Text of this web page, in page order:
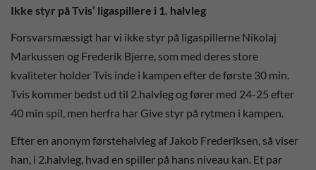
Ikke styr på Tvis’ ligaspillere i 1. halvleg
Forsvarsmæssigt har vi ikke styr på ligaspillerne Nikolaj
Markussen og Frederik Bjerre, som med deres store
kvaliteter holder Tvis inde i kampen efter de første 30 min.
Tvis kommer bedst ud til 2.halvleg og fører med 24-25 efter
40 min spil, men herfra har Give styr på rytmen i kampen.
Efter en anonym førstehalvleg af Jakob Frederiksen, så viser
han, i 2.halvleg, hvad en spiller på hans niveau kan. Et par